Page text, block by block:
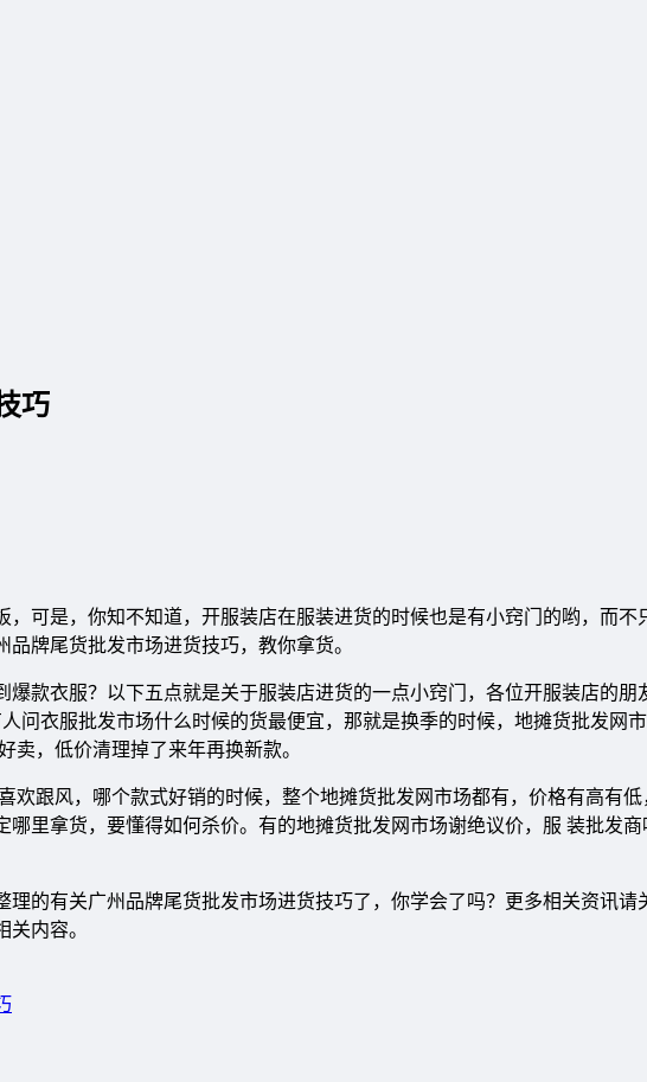
巧
，可是，你知不知道，开服装店在服装进货的时候也是有小窍门的哟，而不
牌尾货批发市场进货技巧，教你拿货。
爆款衣服？以下五点就是关于服装店进货的一点小窍门，各位开服装店的朋
问衣服批发市场什么时候的货最便宜，那就是换季的时候，地摊货批发网
卖，低价清理掉了来年再换新款。
欢跟风，哪个款式好销的时候，整个地摊货批发网市场都有，价格有高有
里拿货，要懂得如何杀价。有的地摊货批发网市场谢绝议价，服 装批发商
的有关广州品牌尾货批发市场进货技巧了，你学会了吗？更多相关资讯请
内容。